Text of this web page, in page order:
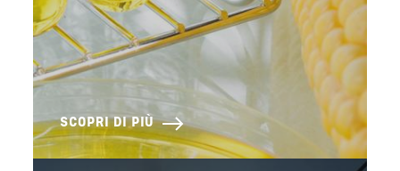
SCOPRI DI PIÙ